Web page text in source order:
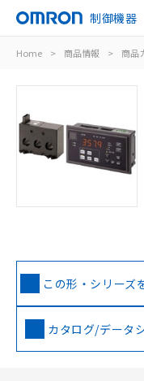
制御機器
Home > 商品情報 > 商品
この形・シリーズ
カタログ/データ